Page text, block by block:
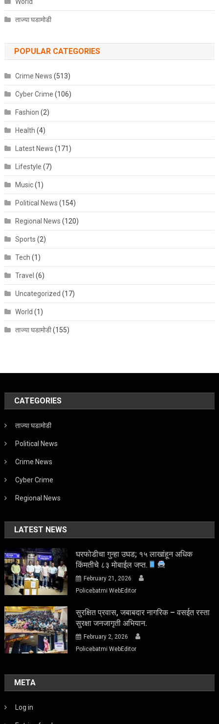
ताज्या घडामोडी
POPULAR CATEGORIES
Crime News (513)
Cyber Crime (106)
Fashion (2)
Health (4)
Latest News (171)
Lifestyle (7)
Music(1)
Political News (154)
Regional News (120)
Sports (2)
Tech (1)
Travel (6)
Uncategorized (17)
World (1)
ताज्या घडामोडी(155)
CATEGORIES
ताज्या घडामोडी
Political News
Crime News
Cyber Crime
Regional News
LATEST NEWS
घरफोडीचा गुन्हा उघड; १५ लाखांहून अधिक
किंमतीचे ८३ मोबाईल जप्त.
February 21, 2026
Policebatmi WebEditor
सुरक्षित प्रवास, जबाबदार नागरिक – वसईत रस्ता
सुरक्षा जनजागृती अभियान.
February 2, 2026
Policebatmi WebEditor
META
Log in